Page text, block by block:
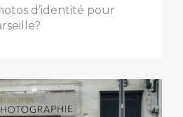
d’identité pour